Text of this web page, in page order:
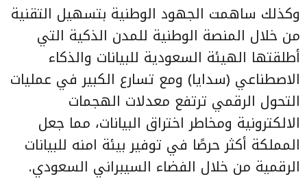
وكذلك ساهمت الجهود الوطنية بتسهيل التقنية
من خلال المنصة الوطنية للمدن الذكية التي
أطلقتها الهيئة السعودية للبيانات والذكاء
الاصطناعي (سدايا) ومع تسارع الكبير في عمليات
التحول الرقمي ترتفع معدلات الهجمات
الالكترونية ومخاطر اختراق البيانات، مما جعل
المملكة أكثر حرصًا في توفير بيئة امنه للبيانات
الرقمية من خلال الفضاء السيبراني السعودي.